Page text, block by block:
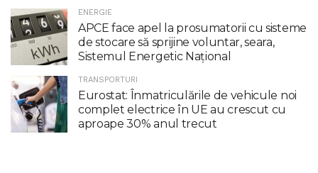
ENERGIE
APCE face apel la prosumatorii cu sisteme
de stocare să sprijine voluntar, seara,
Sistemul Energetic Național
TRANSPORTURI
Eurostat: Înmatriculările de vehicule noi
complet electrice în UE au crescut cu
aproape 30% anul trecut